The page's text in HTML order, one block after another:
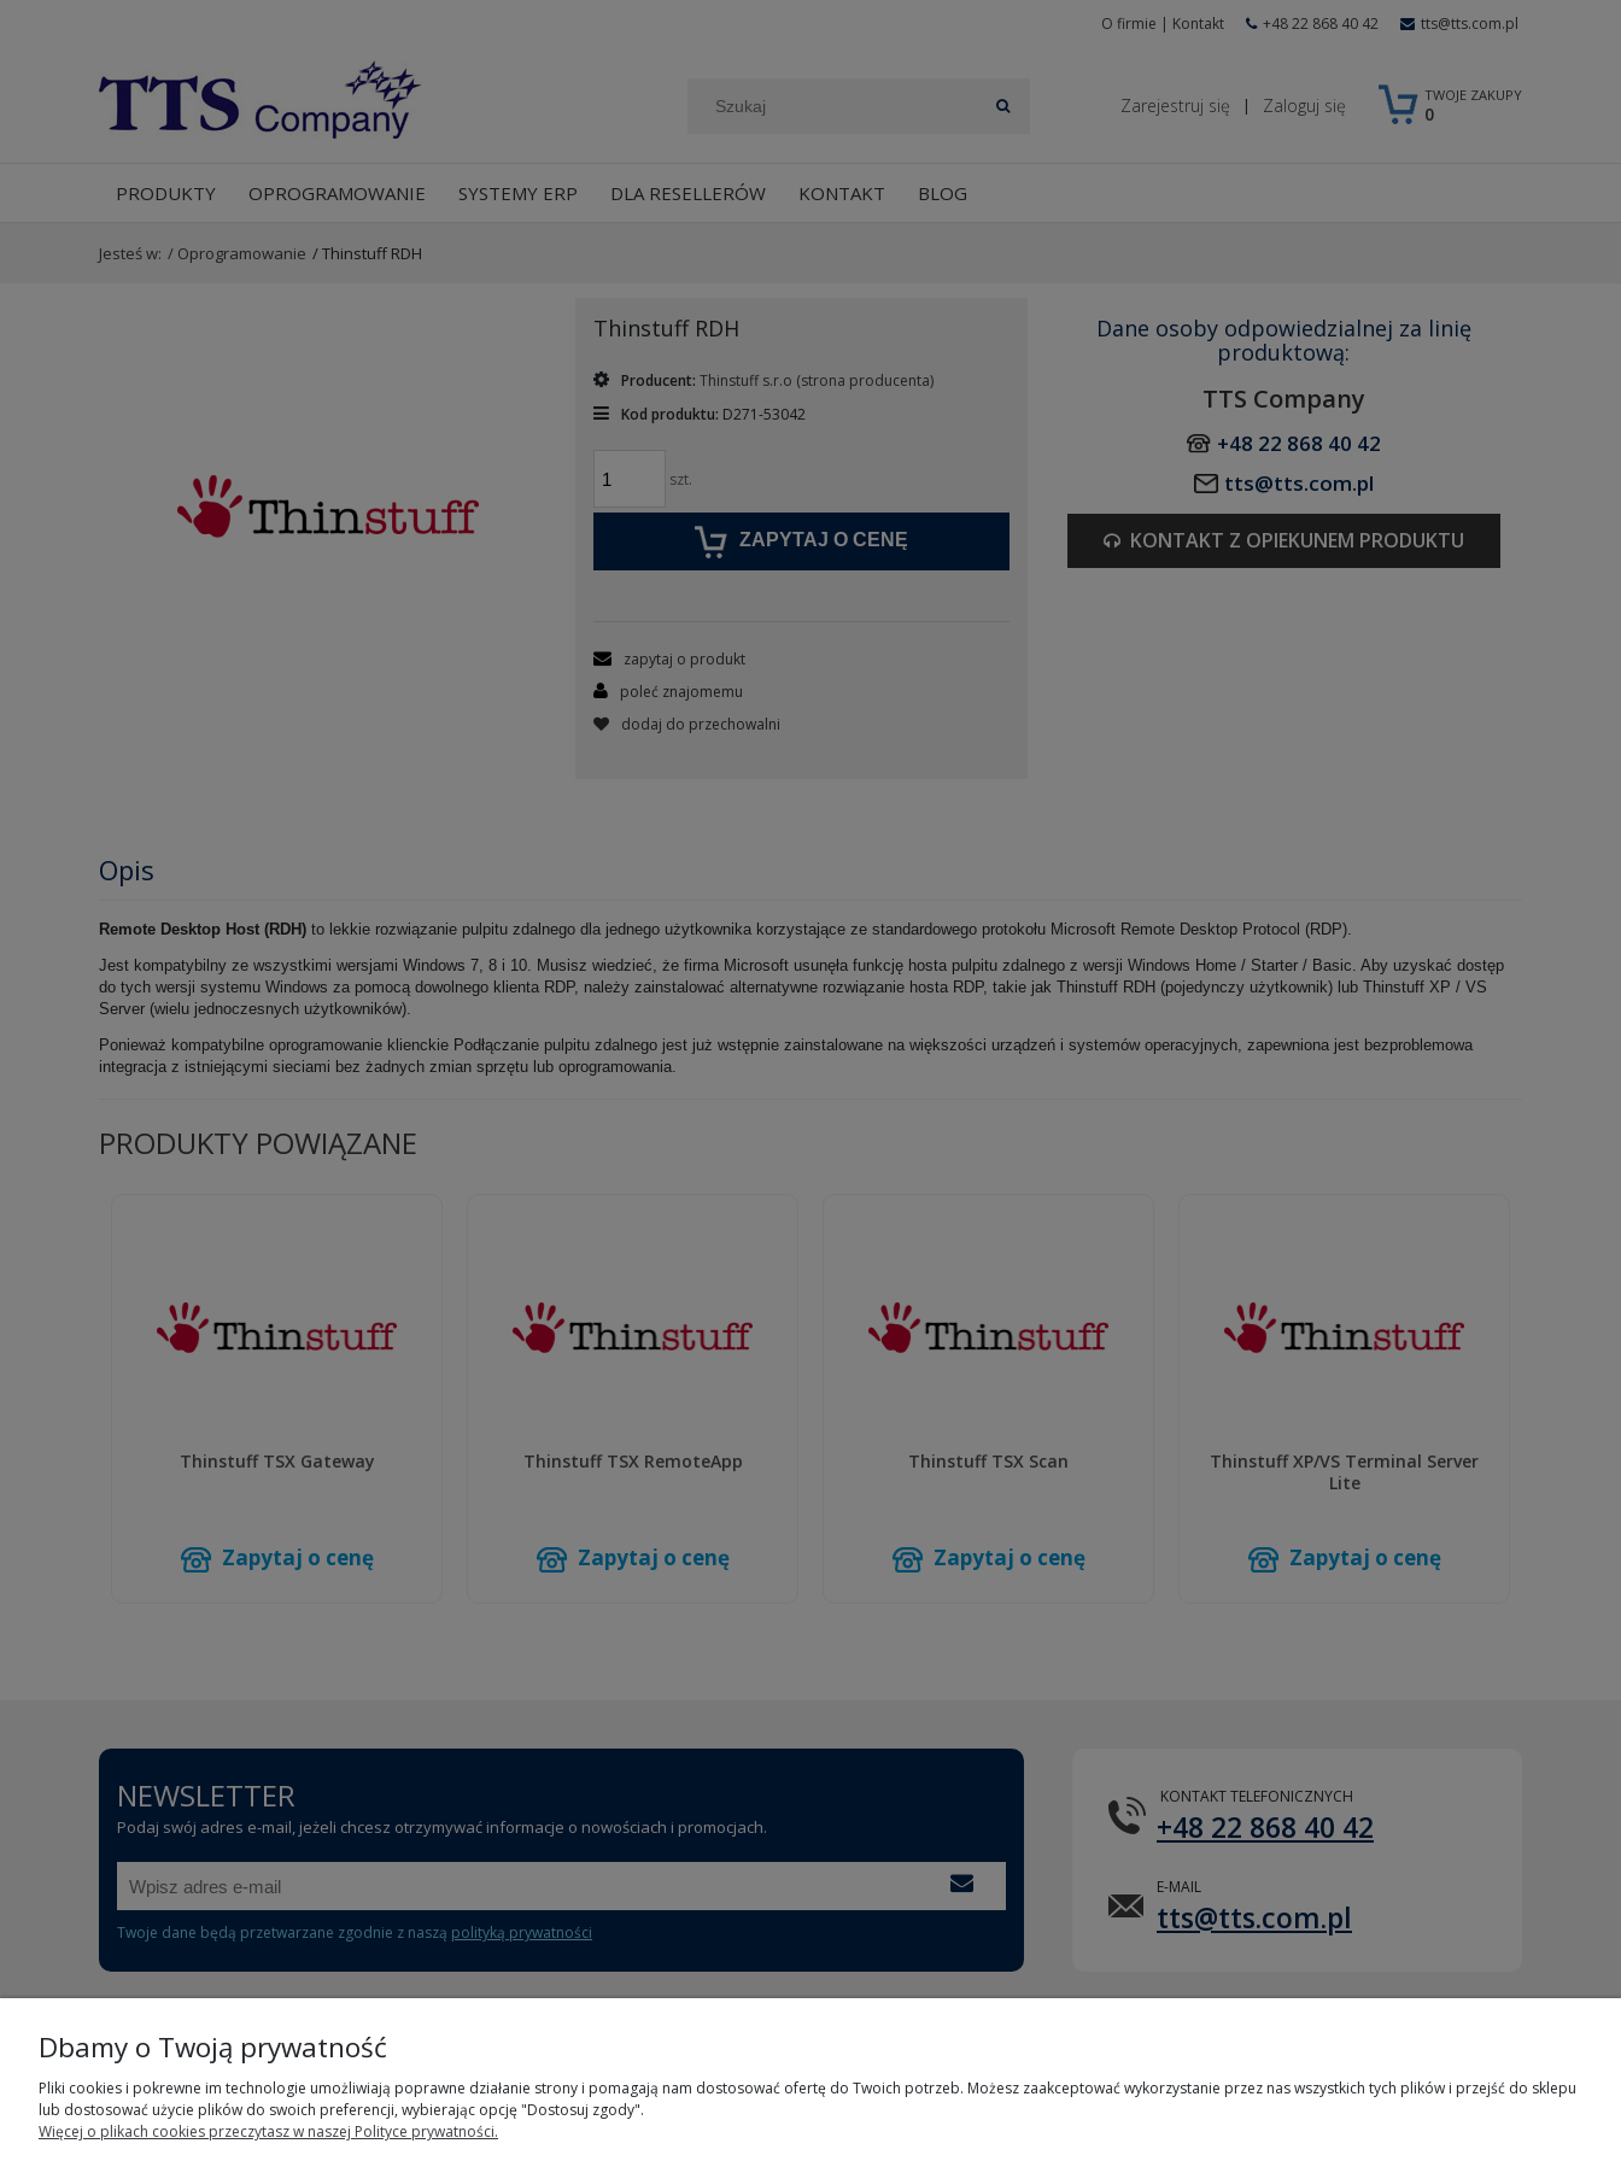
O firmie | Kontakt +48 22 868 40 42 tts@tts.com.pl
TWOJE ZAKUPY
0
Zarejestruj się | Zaloguj się
PRODUKTY OPROGRAMOWANIE SYSTEMY ERP DLA RESELLERÓW KONTAKT BLOG
Jesteś w: / Oprogramowanie /Thinstuff RDH
Thinstuff RDH
Producent:Thinstuff s.r.o (strona producenta)
Kod produktu: D271-53042
szt.
ZAPYTAJ O CENĘ
zapytaj o produkt
poleć znajomemu
dodaj do przechowalni
Dane osoby odpowiedzialnej za linię
produktową:
TTS Company
+48 22 868 40 42
tts@tts.com.pl
KONTAKT Z OPIEKUNEM PRODUKTU
Opis
Remote Desktop Host (RDH) to lekkie rozwiązanie pulpitu zdalnego dla jednego użytkownika korzystające ze standardowego protokołu Microsoft Remote Desktop Protocol (RDP).
Jest kompatybilny ze wszystkimi wersjami Windows 7, 8 i 10. Musisz wiedzieć, że firma Microsoft usunęła funkcję hosta pulpitu zdalnego z wersji Windows Home / Starter / Basic. Aby uzyskać dostęp
do tych wersji systemu Windows za pomocą dowolnego klienta RDP, należy zainstalować alternatywne rozwiązanie hosta RDP, takie jak Thinstuff RDH (pojedynczy użytkownik) lub Thinstuff XP / VS
Server (wielu jednoczesnych użytkowników).
Ponieważ kompatybilne oprogramowanie klienckie Podłączanie pulpitu zdalnego jest już wstępnie zainstalowane na większości urządzeń i systemów operacyjnych, zapewniona jest bezproblemowa
integracja z istniejącymi sieciami bez żadnych zmian sprzętu lub oprogramowania.
PRODUKTY POWIĄZANE
Thinstuff TSX Gateway
Zapytaj o cenę
Thinstuff TSX RemoteApp
Zapytaj o cenę
Thinstuff TSX Scan
Zapytaj o cenę
Thinstuff XP/VS Terminal Server
Lite
Zapytaj o cenę
NEWSLETTER
Podaj swój adres e-mail, jeżeli chcesz otrzymywać informacje o nowościach i promocjach.
Twoje dane będą przetwarzane zgodnie z naszą polityką prywatności
KONTAKT TELEFONICZNYCH
+48 22 868 40 42
E-MAIL
tts@tts.com.pl
Częste pytania
Polityka prywatności
Logowanie
Dbamy o Twoją prywatność
Pliki cookies i pokrewne im technologie umożliwiają poprawne działanie strony i pomagają nam dostosować ofertę do Twoich potrzeb. Możesz zaakceptować wykorzystanie przez nas wszystkich tych plików i przejść do sklepu
lub dostosować użycie plików do swoich preferencji, wybierając opcję "Dostosuj zgody".
Więcej o plikach cookies przeczytasz w naszej Polityce prywatności.